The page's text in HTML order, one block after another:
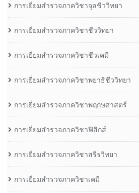
การเยี่ยมสำรวจภาควิชาจุลชีววิทยา
การเยี่ยมสำรวจภาควิชาชีววิทยา
การเยี่ยมสำรวจภาควิชาชีวเคมี
การเยี่ยมสำรวจภาควิชาพยาธิชีววิทยา
การเยี่ยมสำรวจภาควิชาพฤกษศาสตร์
การเยี่ยมสำรวจภาควิชาฟิสิกส์
การเยี่ยมสำรวจภาควิชาสรีรวิทยา
การเยี่ยมสำรวจภาควิชาเคมี